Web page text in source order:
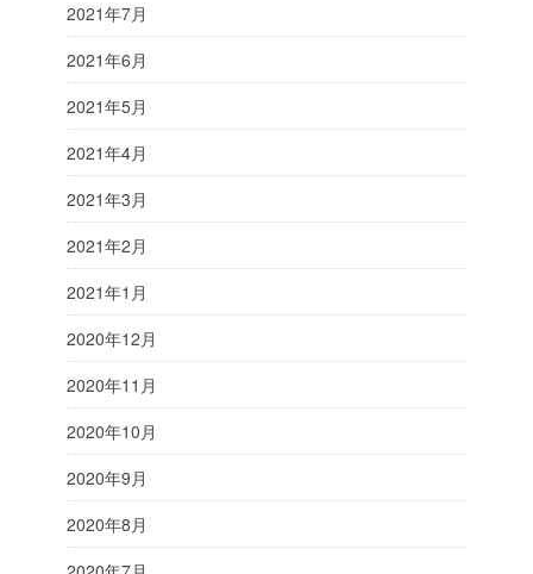
2021年7月
2021年6月
2021年5月
2021年4月
2021年3月
2021年2月
2021年1月
2020年12月
2020年11月
2020年10月
2020年9月
2020年8月